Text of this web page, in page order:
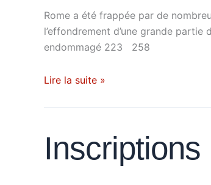
Rome a été frappée par de
l’effondrement d’une grande
endommagé 223 258
Lire la suite »
Inscriptions
Inscriptions